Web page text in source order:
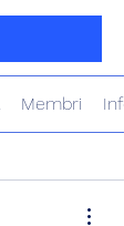
Membri Info